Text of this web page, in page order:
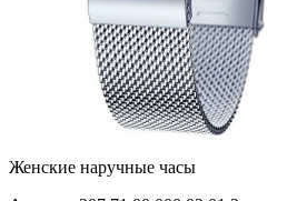
Женские наручные часы